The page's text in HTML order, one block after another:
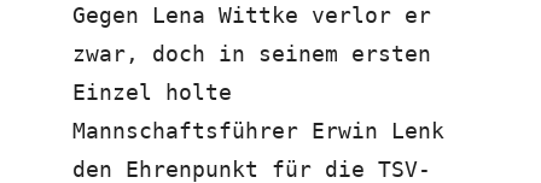
Gegen Lena Wittke verlor er
zwar, doch in seinem ersten
Einzel holte
Mannschaftsführer Erwin Lenk
den Ehrenpunkt für die TSV-